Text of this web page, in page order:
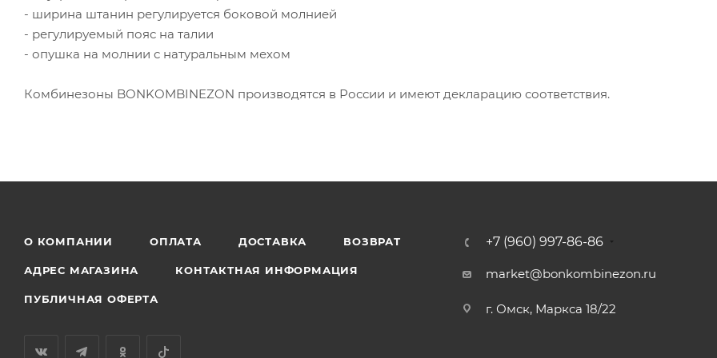
- ширина штанин регулируется боковой молнией
- регулируемый пояс на талии
- опушка на молнии с натуральным мехом
Комбинезоны BONKOMBINEZON производятся в России и имеют декларацию соответствия.
О КОМПАНИИ ОПЛАТА ДОСТАВКА ВОЗВРАТ
АДРЕС МАГАЗИНА КОНТАКТНАЯ ИНФОРМАЦИЯ
ПУБЛИЧНАЯ ОФЕРТА
+7 (960) 997-86-86
market@bonkombinezon.ru
г. Омск, Маркса 18/22